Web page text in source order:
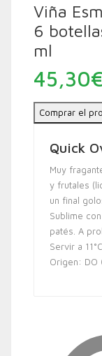
Viña
6
ml
45,30
Comprar el
Quick
Muy
y frutales
un final
Sublime
patés. A
Servir a 11°C.
Origen: DO